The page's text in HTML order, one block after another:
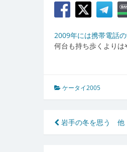
2009年には携帯電話
何台も持ち歩くよりは
ケータイ2005
投
稿
岩手の冬を思う 他